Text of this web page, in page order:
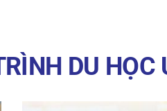
DU HỌC